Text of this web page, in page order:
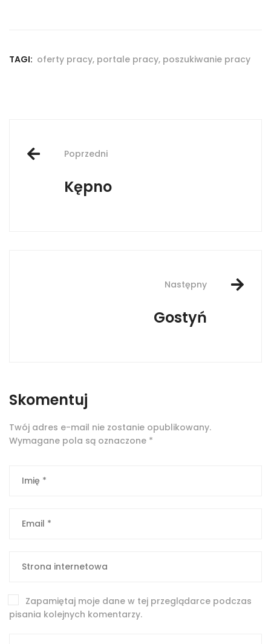
TAGI: oferty pracy, portale pracy, poszukiwanie pracy
Post
navigation
Poprzedni
Kępno
Następny
Gostyń
Skomentuj
Twój adres e-mail nie zostanie opublikowany.
Wymagane pola są oznaczone *
Zapamiętaj moje dane w tej przeglądarce podczas
pisania kolejnych komentarzy.